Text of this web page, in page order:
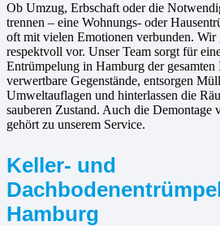
Ob Umzug, Erbschaft oder die
trennen – eine Wohnungs- oder
oft mit vielen Emotionen verbunden. Wir
respektvoll vor. Unser Team sorgt für
Entrümpelung in Hamburg der
verwertbare Gegenstände, entsorgen
Umweltauflagen und hinterlassen die
sauberen Zustand. Auch die Demontage
gehört zu unserem Service.
Keller- und
Hamburg